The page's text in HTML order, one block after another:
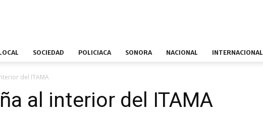
SOCIEDAD POLICIACA SONORA NACIONAL INTERNACIONAL
del ITAMA
al interior del ITAMA